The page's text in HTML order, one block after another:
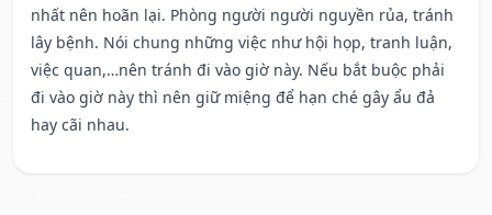
nhất nên hoãn lại. Phòng người người nguyền rủa, tránh
lây bệnh. Nói chung những việc như hội họp, tranh luận,
việc quan,…nên tránh đi vào giờ này. Nếu bắt buộc phải
đi vào giờ này thì nên giữ miệng để hạn ché gây ẩu đả
hay cãi nhau.